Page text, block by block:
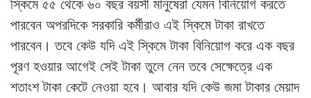
স্কিমে ৫৫ থেকে ৬০ বছর বয়সী মানুষেরা যেমন বিনিয়োগ করতে
পারবেন অপরদিকে সরকারি কর্মীরাও এই স্কিমে টাকা রাখতে
পারবেন। তবে কেউ যদি এই স্কিমে টাকা বিনিয়োগ করে এক বছর
পূরণ হওয়ার আগেই সেই টাকা তুলে নেন তবে সেক্ষেত্রে এক
শতাংশ টাকা কেটে নেওয়া হবে। আবার যদি কেউ জমা টাকার মেয়াদ